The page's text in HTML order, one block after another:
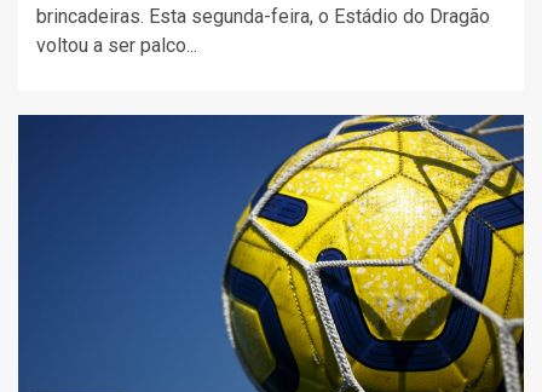
brincadeiras. Esta segunda-feira, o Estádio do Dragão
voltou a ser palco...